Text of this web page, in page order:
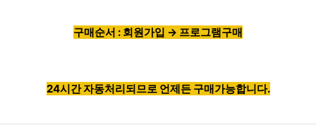
구매순서 : 회원가입 → 프로그램구매
24시간 자동처리되므로 언제든 구매가능합니다.